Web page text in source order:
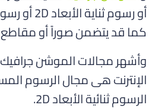
كما قد يتضمن صوراً أو مقاطع
وأشهر مجالات الموشن
الرسوم ثنائية الأبعاد 2D.